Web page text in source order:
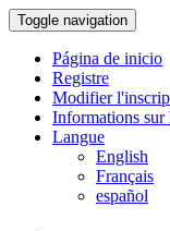
Toggle navigation
Página de inicio
Registre
Modifier
Informations sur
Langue
English
Français
español